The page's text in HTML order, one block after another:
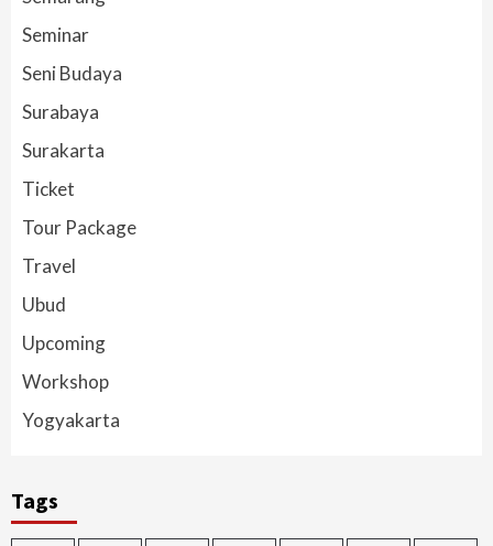
Seminar
Seni Budaya
Surabaya
Surakarta
Ticket
Tour Package
Travel
Ubud
Upcoming
Workshop
Yogyakarta
Tags